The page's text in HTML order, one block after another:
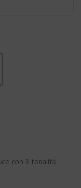
con 3 tonalità